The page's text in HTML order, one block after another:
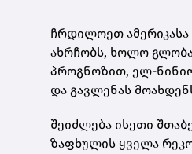
ჩრდილოეთ ამერიკასა
ახრჩობს, ხოლო
პროგნოზით, ელ-
და გავლენას
შეიძლება ისეთი
ზაფხულის ყველა